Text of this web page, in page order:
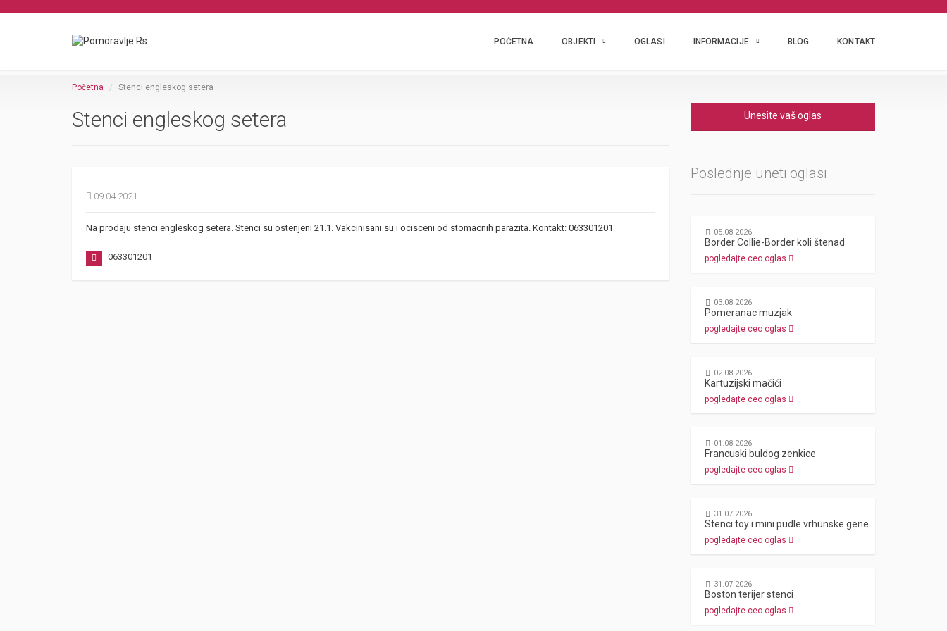
POČETNA OBJEKTI OGLASI INFORMACIJE BLOG KONTAKT
Početna Stenci engleskog setera
Stenci engleskog setera
09.04.2021
Na prodaju stenci engleskog setera. Stenci su ostenjeni 21.1. Vakcinisani su i ocisceni od stomacnih parazita. Kontakt: 063301201
063301201
Unesite vaš oglas
Poslednje uneti oglasi
05.08.2026
Border Collie-Border koli štenad
pogledajte ceo oglas
03.08.2026
Pomeranac muzjak
pogledajte ceo oglas
02.08.2026
Kartuzijski mačići
pogledajte ceo oglas
01.08.2026
Francuski buldog zenkice
pogledajte ceo oglas
31.07.2026
pogledajte ceo oglas
31.07.2026
Boston terijer stenci
pogledajte ceo oglas